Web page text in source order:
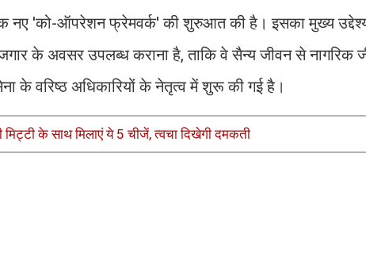
नए 'को-ऑपरेशन फ्रेमवर्क' की शुरुआत की है। इसका मुख्य
के अवसर उपलब्ध कराना है, ताकि वे सैन्य जीवन से नागरिक
वरिष्ठ अधिकारियों के नेतृत्व में शुरू की गई है।
मिट्टी के साथ मिलाएं ये 5 चीजें, त्वचा दिखेगी दमकती